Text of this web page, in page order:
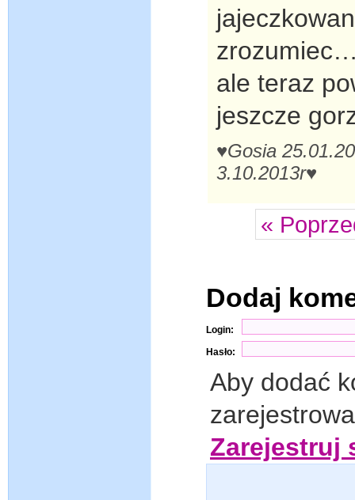
ale teraz
jeszcze
♥Gosia
3.10.2013r♥
«
Dodaj
Login:
Hasło:
Aby dodać
Zarejestruj